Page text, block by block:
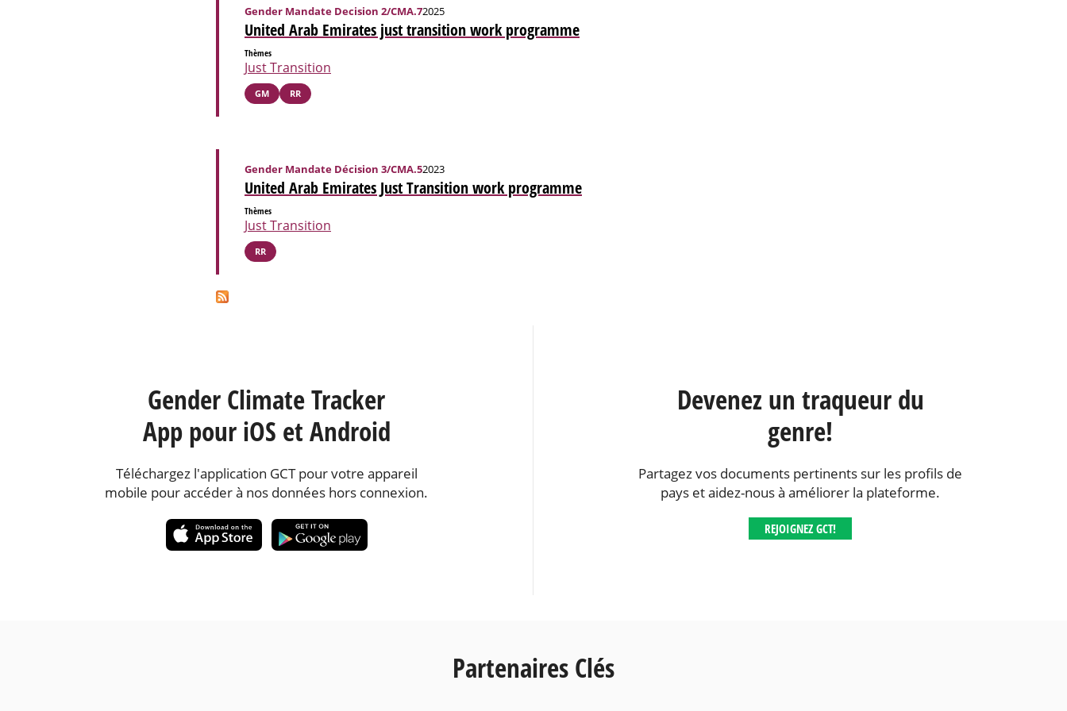
United Arab Emirates just transition work programme
Gender Mandate Decision 2/CMA.72025
Thèmes
Just Transition
GM RR
United Arab Emirates Just Transition work programme
Gender Mandate Décision 3/CMA.52023
Thèmes
Just Transition
RR
Gender Climate Tracker
App pour iOS et Android
Téléchargez l'application GCT pour votre appareil
mobile pour accéder à nos données hors connexion.
Devenez un traqueur du
genre!
Partagez vos documents pertinents sur les profils de
pays et aidez-nous à améliorer la plateforme.
REJOIGNEZ GCT!
Partenaires Clés